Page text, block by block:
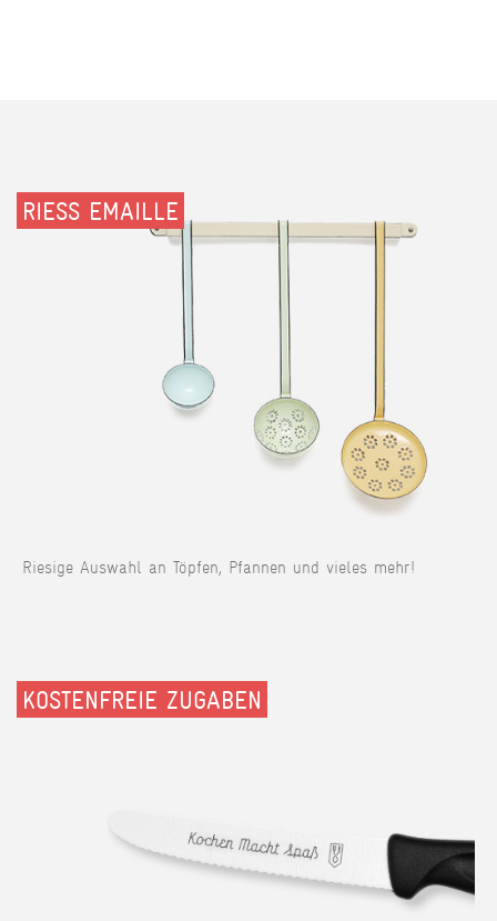
RIESS EMAILLE
Riesige Auswahl an Töpfen, Pfannen und vieles mehr!
KOSTENFREIE ZUGABEN